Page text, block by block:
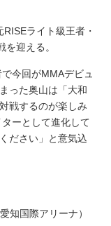
ライト級王者・
迎える。
今回がMMAデビュ
った奥山は「大和
戦するのが楽しみ
ーとして進化して
ださい」と意気込
知国際アリーナ）